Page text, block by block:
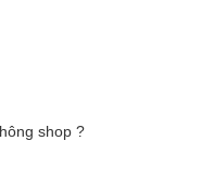
shop ?